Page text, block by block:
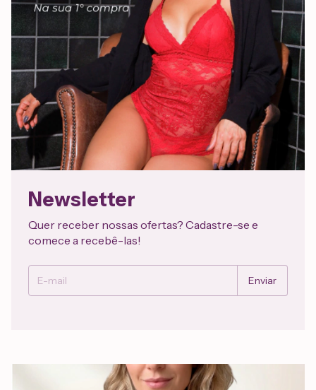
Newsletter
Quer receber nossas ofertas? Cadastre-se e
comece a recebê-las!